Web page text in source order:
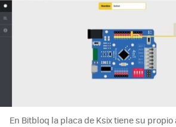
En Bitbloq la placa de Ksix tiene su